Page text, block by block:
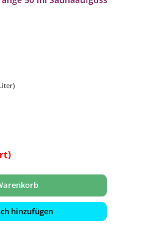
hinzufügen